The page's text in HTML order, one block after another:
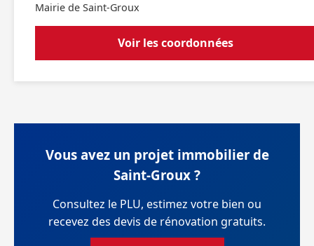
Mairie de Saint-Groux
Voir les coordonnées
Vous avez un projet immobilier de
Saint-Groux ?
Consultez le PLU, estimez votre bien ou
recevez des devis de rénovation gratuits.